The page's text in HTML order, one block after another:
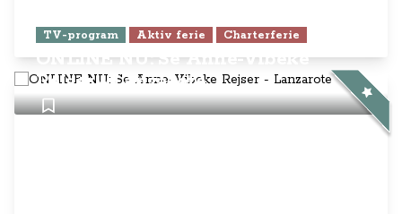
TV-program Aktiv ferie Charterferie
ONLINE NU: Se Anne-Vibeke
Rejser - Lanzarote